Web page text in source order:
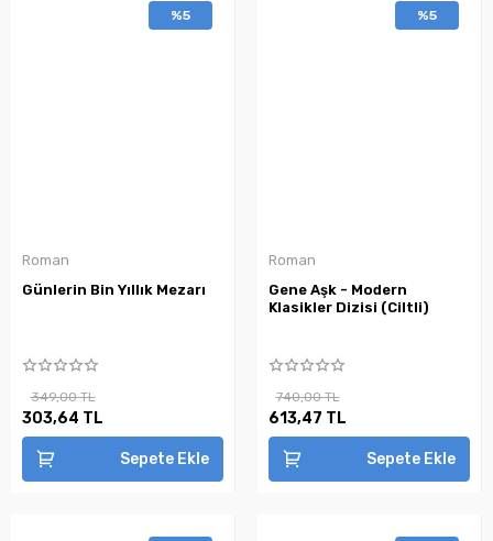
%5
Roman
Günlerin Bin Yıllık Mezarı
349,00 TL
303,64 TL
Sepete Ekle
%5
Roman
Gene Aşk - Modern
Klasikler Dizisi (Ciltli)
740,00 TL
613,47 TL
Sepete Ekle